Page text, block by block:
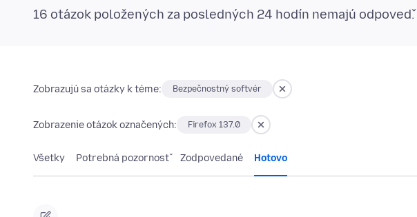
16 otázok položených za posledných 24 hodín nemajú odpoveď.
Zobrazujú sa otázky k téme: Bezpečnostný softvér
Zobrazenie otázok označených: Firefox 137.0
Všetky Potrebná pozornosť Zodpovedané Hotovo